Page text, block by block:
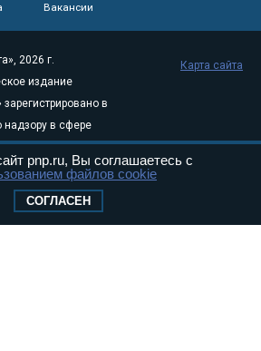
Вакансии
2026 г.
издание
в
в сфере
и
(Роскомнадзор) 05
Эл № ФС77-
Карта сайта
pnp.ru, Вы соглашаетесь с
файлов cookie
СОГЛАСЕН